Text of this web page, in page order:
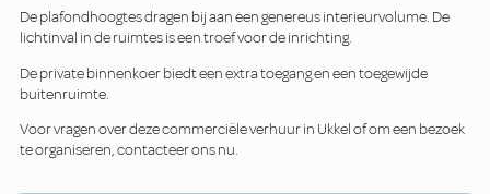
De plafondhoogtes dragen bij aan een genereus interieurvolume. De
lichtinval in de ruimtes is een troef voor de inrichting.
De private binnenkoer biedt een extra toegang en een toegewijde
buitenruimte.
Voor vragen over deze commerciële verhuur in Ukkel of om een bezoek
te organiseren, contacteer ons nu.